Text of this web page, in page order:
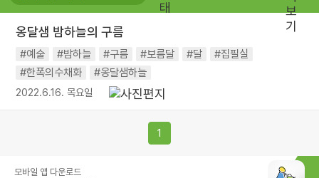
#희망
#나눔 #친구 #링컨학교
#독서
#건강 #면역력
옹달샘 밤하늘의 구름
#예술 #밤하늘 #구름 #보름달 #달
#집필실
#한폭의수채화
#옹달샘하늘
2022.6.16. 목요일
1
모바일 앱 다운로드